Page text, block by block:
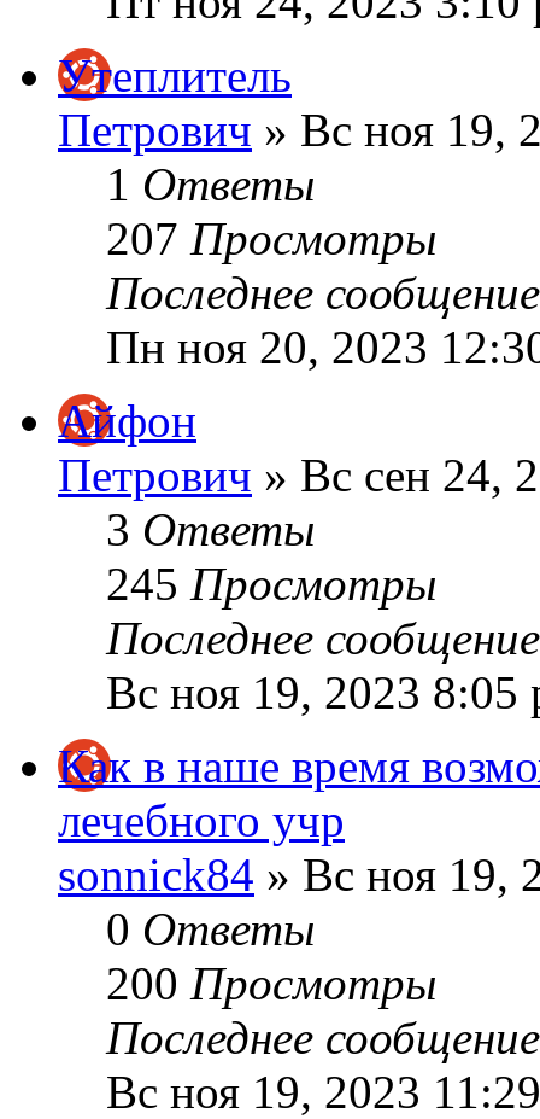
Утеплитель
Петрович » Вс ноя 19,
1 Ответы
207 Просмотры
Последнее
Пн ноя 20, 2023
Айфон
Петрович » Вс сен 24,
3 Ответы
245 Просмотры
Последнее
Вс ноя 19, 2023 8:05
Как в наше время
лечебного учр
sonnick84 » Вс ноя 19,
0 Ответы
200 Просмотры
Последнее
Вс ноя 19, 2023